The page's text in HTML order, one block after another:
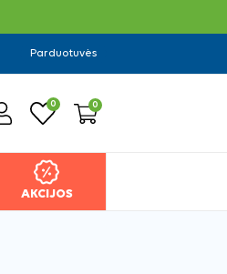
Parduotuvės
0 0
AKCIJOS